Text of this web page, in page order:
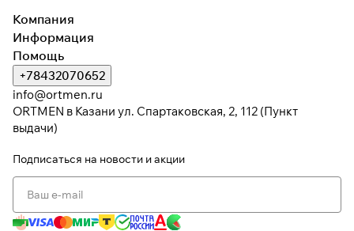
Компания
Информация
Помощь
+78432070652
info@ortmen.ru
ORTMEN в Казани ул. Спартаковская, 2, 112 (Пункт
выдачи)
Подписаться на новости и акции